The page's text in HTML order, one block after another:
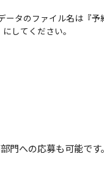
ータのファイル名は『予
してください。
門への応募も可能です。